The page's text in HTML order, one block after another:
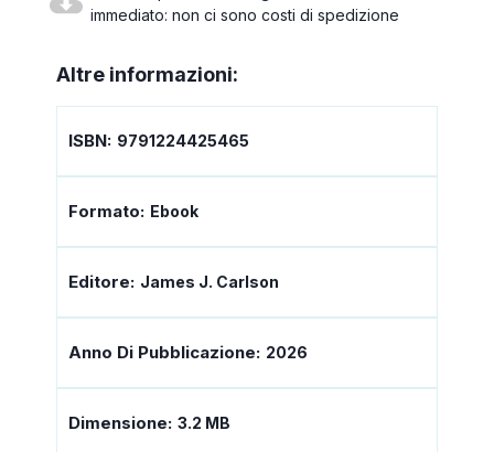
immediato: non ci sono costi di spedizione
Altre informazioni:
ISBN: 9791224425465
Formato: Ebook
Editore: James J. Carlson
Anno Di Pubblicazione: 2026
Dimensione: 3.2 MB